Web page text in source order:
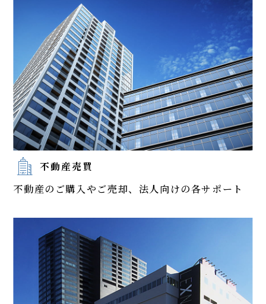
不動産売買
不動産のご購入やご売却、法人向けの各サポート